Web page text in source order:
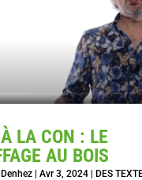
À LA CON : LE
AU BOIS
| Avr 3, 2024| DES